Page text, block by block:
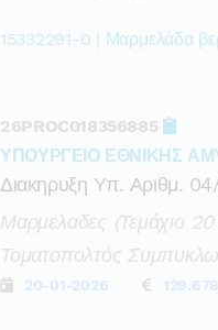
15332291-0 | Μαρμελάδα
26PROC018356885
ΥΠΟΥΡΓΕΙΟ ΕΘΝΙΚΗΣ
Διακηρυξη Υπ. Αριθμ.
Μαρμελαδες (τεμάχιο
Τοματοπολτός
20-01-2026